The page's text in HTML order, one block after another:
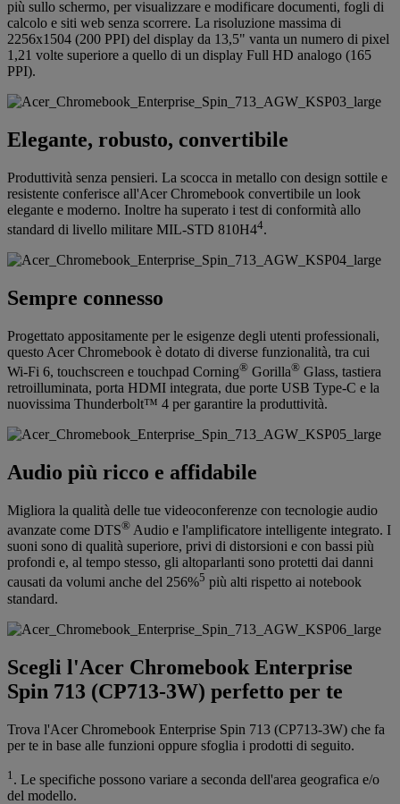
più sullo schermo, per visualizzare e modificare documenti, fogli di
calcolo e siti web senza scorrere. La risoluzione massima di
2256x1504 (200 PPI) del display da 13,5" vanta un numero di pixel
1,21 volte superiore a quello di un display Full HD analogo (165
PPI).
Elegante, robusto, convertibile
Produttività senza pensieri. La scocca in metallo con design sottile e
resistente conferisce all'Acer Chromebook convertibile un look
elegante e moderno. Inoltre ha superato i test di conformità allo
standard di livello militare MIL-STD 810H44.
Sempre connesso
Progettato appositamente per le esigenze degli utenti professionali,
questo Acer Chromebook è dotato di diverse funzionalità, tra cui
Wi-Fi 6, touchscreen e touchpad Corning® Gorilla® Glass, tastiera
retroilluminata, porta HDMI integrata, due porte USB Type-C e la
nuovissima Thunderbolt™ 4 per garantire la produttività.
Audio più ricco e affidabile
Migliora la qualità delle tue videoconferenze con tecnologie audio
avanzate come DTS® Audio e l'amplificatore intelligente integrato. I
suoni sono di qualità superiore, privi di distorsioni e con bassi più
profondi e, al tempo stesso, gli altoparlanti sono protetti dai danni
causati da volumi anche del 256%5 più alti rispetto ai notebook
standard.
Scegli l'Acer Chromebook Enterprise
Spin 713 (CP713-3W) perfetto per te
Trova l'Acer Chromebook Enterprise Spin 713 (CP713-3W) che fa
per te in base alle funzioni oppure sfoglia i prodotti di seguito.
1 . Le specifiche possono variare a seconda dell'area geografica e/o
del modello.